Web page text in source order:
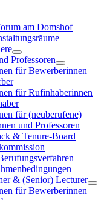
am Domshof
Professoren
für Bewerberinnen
für Rufinhaberinnen
für (neuberufene)
und Professoren
& Tenure-Board
& (Senior) Lecturer
für Bewerberinnen